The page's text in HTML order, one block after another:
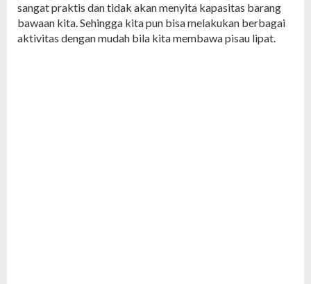
sangat praktis dan tidak akan menyita kapasitas barang
bawaan kita. Sehingga kita pun bisa melakukan berbagai
aktivitas dengan mudah bila kita membawa pisau lipat.